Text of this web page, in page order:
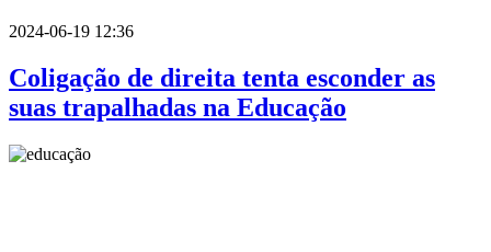
2024-06-19 12:36
Coligação de direita tenta esconder as
suas trapalhadas na Educação